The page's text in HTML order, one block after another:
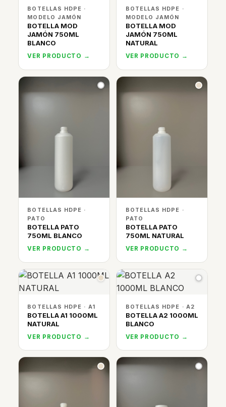
BOTELLAS HDPE ·
MODELO JAMÓN
BOTELLA MOD
JAMÓN 750ML
BLANCO
VER PRODUCTO →
BOTELLAS HDPE ·
MODELO JAMÓN
BOTELLA MOD
JAMÓN 750ML
NATURAL
VER PRODUCTO →
BOTELLAS HDPE ·
PATO
BOTELLA PATO
750ML BLANCO
VER PRODUCTO →
BOTELLAS HDPE ·
PATO
BOTELLA PATO
750ML NATURAL
VER PRODUCTO →
BOTELLAS HDPE · A1
BOTELLA A1 1000ML
NATURAL
VER PRODUCTO →
BOTELLAS HDPE · A2
BOTELLA A2 1000ML
BLANCO
VER PRODUCTO →